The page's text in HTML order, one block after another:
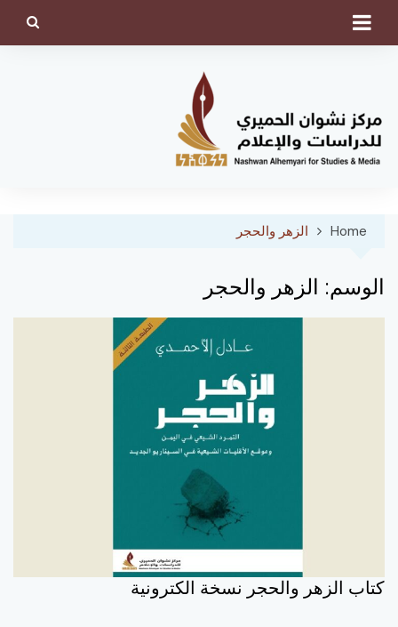
Home الزهر والحجر
الوسم: الزهر والحجر
كتاب الزهر والحجر نسخة الكترونية